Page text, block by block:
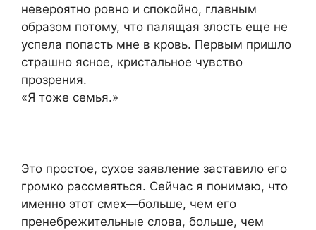
невероятно ровно и спокойно, главным
образом потому, что палящая злость еще не
успела попасть мне в кровь. Первым пришло
страшно ясное, кристальное чувство
прозрения.
«Я тоже семья.»
Это простое, сухое заявление заставило его
громко рассмеяться. Сейчас я понимаю, что
именно этот смех—больше, чем его
пренебрежительные слова, больше, чем